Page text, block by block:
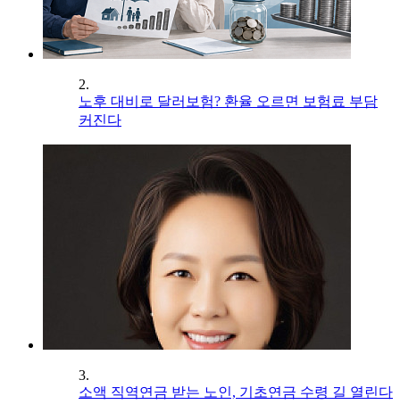
2.
노후 대비로 달러보험? 환율 오르면 보험료 부담
커진다
3.
소액 직역연금 받는 노인, 기초연금 수령 길 열린다